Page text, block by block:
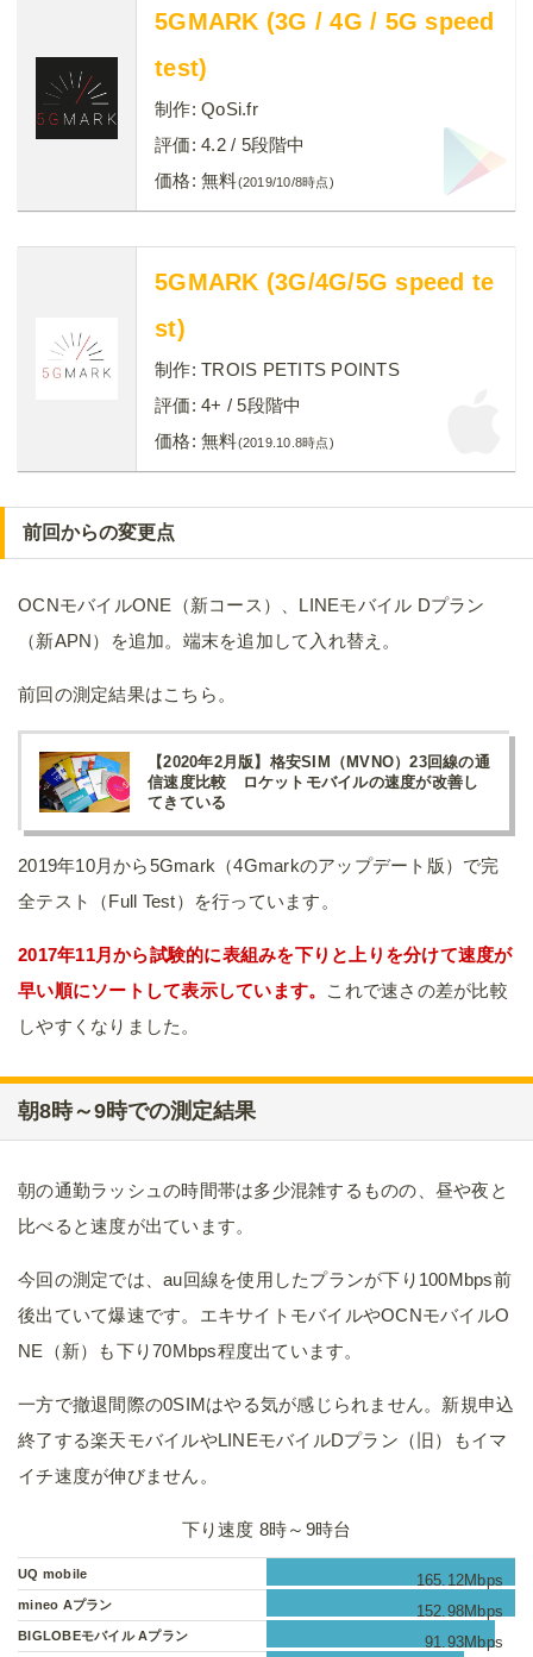
5GMARK (3G / 4G / 5G speed
test)
制作: QoSi.fr
評価: 4.2/ 5段階中
価格: 無料(2019/10/8時点)
5GMARK (3G/4G/5G speed te
st)
制作: TROIS PETITS POINTS
評価: 4+ / 5段階中
価格: 無料(2019.10.8時点)
前回からの変更点
OCNモバイルONE（新コース）、LINEモバイル Dプラン
（新APN）を追加。端末を追加して入れ替え。
前回の測定結果はこちら。
【2020年2月版】格安SIM（MVNO）23回線の通
信速度比較 ロケットモバイルの速度が改善し
てきている
2019年10月から5Gmark（4Gmarkのアップデート版）で完
全テスト（Full Test）を行っています。
2017年11月から試験的に表組みを下りと上りを分けて速度が
早い順にソートして表示しています。
これで速さの差が比較
しやすくなりました。
朝8時～9時での測定結果
朝の通勤ラッシュの時間帯は多少混雑するものの、昼や夜と
比べると速度が出ています。
今回の測定では、au回線を使用したプランが下り100Mbps前
後出ていて爆速です。エキサイトモバイルやOCNモバイルO
NE（新）も下り70Mbps程度出ています。
一方で撤退間際の0SIMはやる気が感じられません。新規申込
終了する楽天モバイルやLINEモバイルDプラン（旧）もイマ
イチ速度が伸びません。
下り速度 8時～9時台
UQ mobile 165.12Mbps
mineo Aプラン 152.98Mbps
BIGLOBEモバイル Aプラン 91.93Mbps